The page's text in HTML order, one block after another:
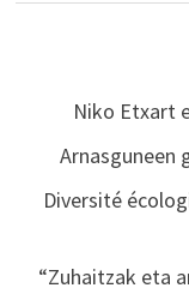
Niko Etxart
Arnasguneen
Diversité
“Zuhaitzak eta